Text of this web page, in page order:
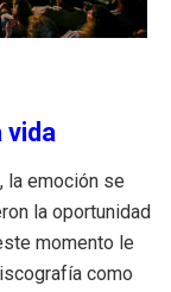
vida
, la emoción se
la oportunidad
momento le
como